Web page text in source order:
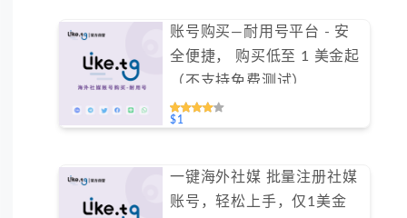
账号购买—耐用号平台 - 安
全便捷， 购买低至 1 美金起
（不支持免费测试）
#GN002
$1
一键海外社媒 批量注册社媒
账号，轻松上手，仅1美金